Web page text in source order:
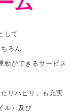
して
ろん
動ができるサービス
リハビリ」も充実
ル）及び